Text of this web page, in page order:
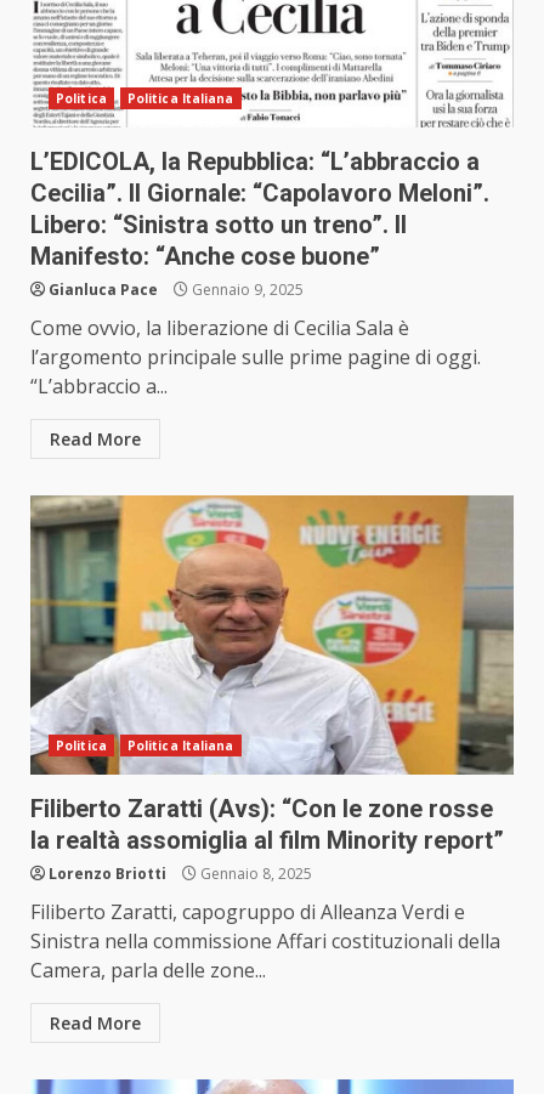
Politica Politica Italiana
L’EDICOLA, la Repubblica: “L’abbraccio a
Cecilia”. Il Giornale: “Capolavoro Meloni”.
Libero: “Sinistra sotto un treno”. Il
Manifesto: “Anche cose buone”
Gianluca Pace Gennaio 9, 2025
Come ovvio, la liberazione di Cecilia Sala è
l’argomento principale sulle prime pagine di oggi.
“L’abbraccio a...
Read More
Politica Politica Italiana
Filiberto Zaratti (Avs): “Con le zone rosse
la realtà assomiglia al film Minority report”
Lorenzo Briotti Gennaio 8, 2025
Filiberto Zaratti, capogruppo di Alleanza Verdi e
Sinistra nella commissione Affari costituzionali della
Camera, parla delle zone...
Read More